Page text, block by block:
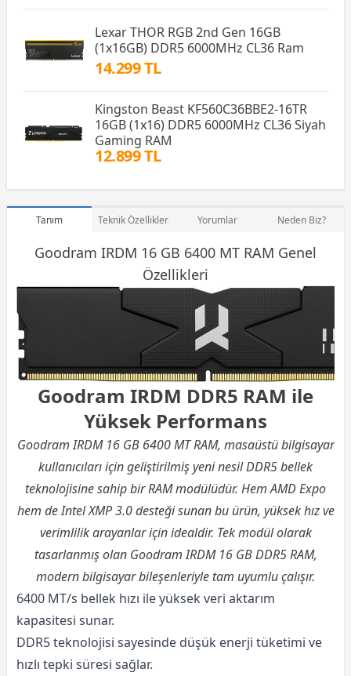
Lexar THOR RGB 2nd Gen 16GB
(1x16GB) DDR5 6000MHz CL36 Ram
14.299 TL
Kingston Beast KF560C36BBE2-16TR
16GB (1x16) DDR5 6000MHz CL36 Siyah
Gaming RAM
12.899 TL
Tanım Teknik Özellikler Yorumlar Neden Biz?
Goodram IRDM 16 GB 6400 MT RAM Genel
Özellikleri
Goodram IRDM DDR5 RAM ile
Yüksek Performans
Goodram IRDM 16 GB 6400 MT RAM, masaüstü bilgisayar
kullanıcıları için geliştirilmiş yeni nesil DDR5 bellek
teknolojisine sahip bir RAM modülüdür. Hem AMD Expo
hem de Intel XMP 3.0 desteği sunan bu ürün, yüksek hız ve
verimlilik arayanlar için idealdir. Tek modül olarak
tasarlanmış olan Goodram IRDM 16 GB DDR5 RAM,
modern bilgisayar bileşenleriyle tam uyumlu çalışır.
6400 MT/s bellek hızı ile yüksek veri aktarım
kapasitesi sunar.
DDR5 teknolojisi sayesinde düşük enerji tüketimi ve
hızlı tepki süresi sağlar.